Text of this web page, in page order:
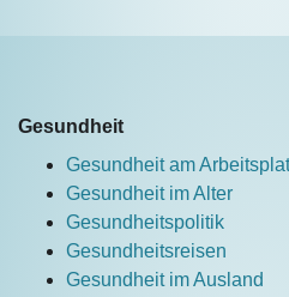
Gesundheit
Gesundheit am
Gesundheit im Alter
Gesundheitspolitik
Gesundheitsreisen
Gesundheit im Ausland